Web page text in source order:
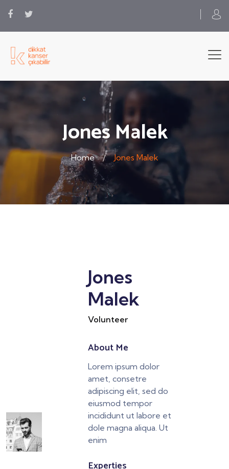
Jones Malek
Home Jones Malek
Jones
Malek
Volunteer
About Me
Lorem ipsum dolor
amet, consetre
adipiscing elit, sed do
eiusmod tempor
incididunt ut labore et
dole magna aliqua. Ut
enim
Experties